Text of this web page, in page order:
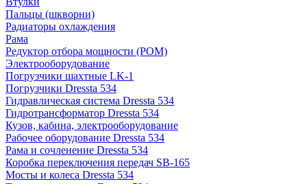
Пальцы (шкворни)
Радиаторы охлаждения
Рама
Редуктор отбора мощности (РОМ)
Электрооборудование
Погрузчики шахтные LK-1
Погрузчики Dressta 534
Гидравлическая система Dressta 534
Гидротрансформатор Dressta 534
Кузов, кабина, электрооборудование
Рабочее оборудование Dressta 534
Рама и сочленение Dressta 534
Коробка переключения передач SB-165
Мосты и колеса Dressta 534